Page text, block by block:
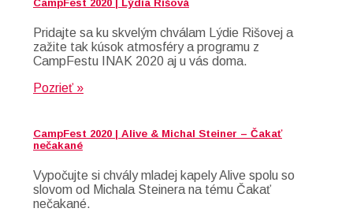
CampFest 2020 | Lýdia Rišová
Pridajte sa ku skvelým chválam Lýdie Rišovej a
zažite tak kúsok atmosféry a programu z
CampFestu INAK 2020 aj u vás doma.
Pozrieť »
CampFest 2020 | Alive & Michal Steiner – Čakať
nečakané
Vypočujte si chvály mladej kapely Alive spolu so
slovom od Michala Steinera na tému Čakať
nečakané.